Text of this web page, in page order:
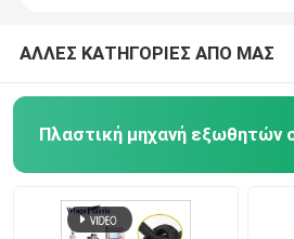
ΑΛΛΕΣ ΚΑΤΗΓΟΡΙΕΣ ΑΠΟ ΜΑΣ